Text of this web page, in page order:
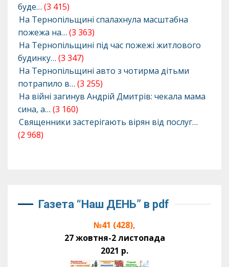
буде… (3 415)
На Тернопільщині спалахнула масштабна
пожежа на… (3 363)
На Тернопільщині під час пожежі житлового
будинку… (3 347)
На Тернопільщині авто з чотирма дітьми
потрапило в… (3 255)
На війні загинув Андрій Дмитрів: чекала мама
сина, а… (3 160)
Священники застерігають вірян від послуг…
(2 968)
Газета “Наш ДЕНЬ” в pdf
№41 (428),
27 жовтня-2 листопада
2021 р.